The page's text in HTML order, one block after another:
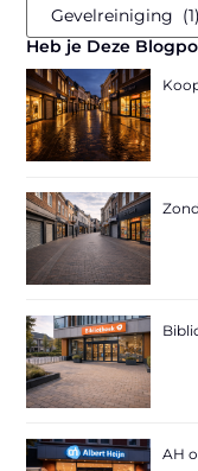
Heb je Deze
AH